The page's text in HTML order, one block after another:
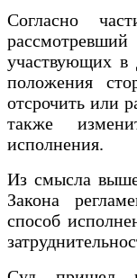
Согласно
участвующих в
положения
отсрочить или
также
исполнения.
Из смысла
Закона
способ